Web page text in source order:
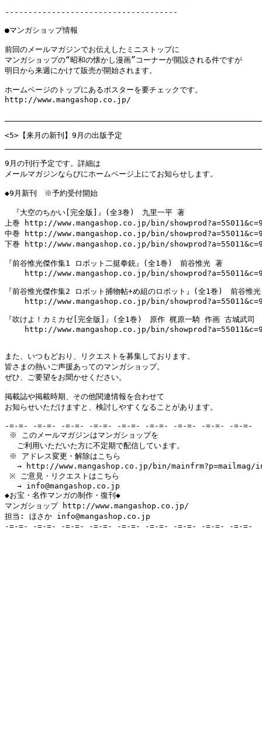
-------------------------------------
●マンガショップ情報
前回のメールマガジンでお伝えしたミニストップに
マンガショップの“昭和の懐かし漫画”コーナーが開設される件ですが
明日から来週にかけて販売が開始されます。
ホームページのトップにあるポスターを要チェックです。
http://www.mangashop.co.jp/
<5>【来月の新刊】9月の出版予定
9月の刊行予定です。詳細は
メールマガジンならびにホームページ上にてお知らせします。
◆9月新刊　※予約受付開始
『大空のちかい[完全版]』(全3巻)　九里一平 著
上巻 http://www.mangashop.co.jp/bin/
中巻 http://www.mangashop.co.jp/bin/
下巻 http://www.mangashop.co.jp/bin/
『前谷惟光傑作集1 ロボット二挺拳銃』(全1巻)　前谷惟光 著
http://www.mangashop.co.jp/bin/
『前谷惟光傑作集2 ロボット捕物帖+め組のロボット』(全1巻)　前谷惟
http://www.mangashop.co.jp/bin/
『吹けよ！カミカゼ[完全版]』(全1巻)　原作 梶原一騎 作画 古城武司
http://www.mangashop.co.jp/bin/
また、いつもどおり、リクエストを募集しております。
皆さまの熱いご声援あってのマンガショップ。
ぜひ、ご要望をお聞かせください。
掲載誌や掲載時期、その他関連情報を合わせて
お知らせいただけますと、検討しやすくなることがあります。
-=-=- -=-=- -=-=- -=-=- -=-=- -=-=- -=-=- -=-=- -=-=-
※ このメールマガジンはマンガショップを
ご利用いただいた方に不定期で配信しています。
※ アドレス変更・解除はこちら
→ http://www.mangashop.co.jp/bin/mainfrm?p=mailmag/
※ ご意見・リクエストはこちら
→ info@mangashop.co.jp
◆お宝・名作マンガの制作・復刊◆
マンガショップ http://www.mangashop.co.jp/
担当: ほさか info@mangashop.co.jp
-=-=- -=-=- -=-=- -=-=- -=-=- -=-=- -=-=- -=-=- -=-=-